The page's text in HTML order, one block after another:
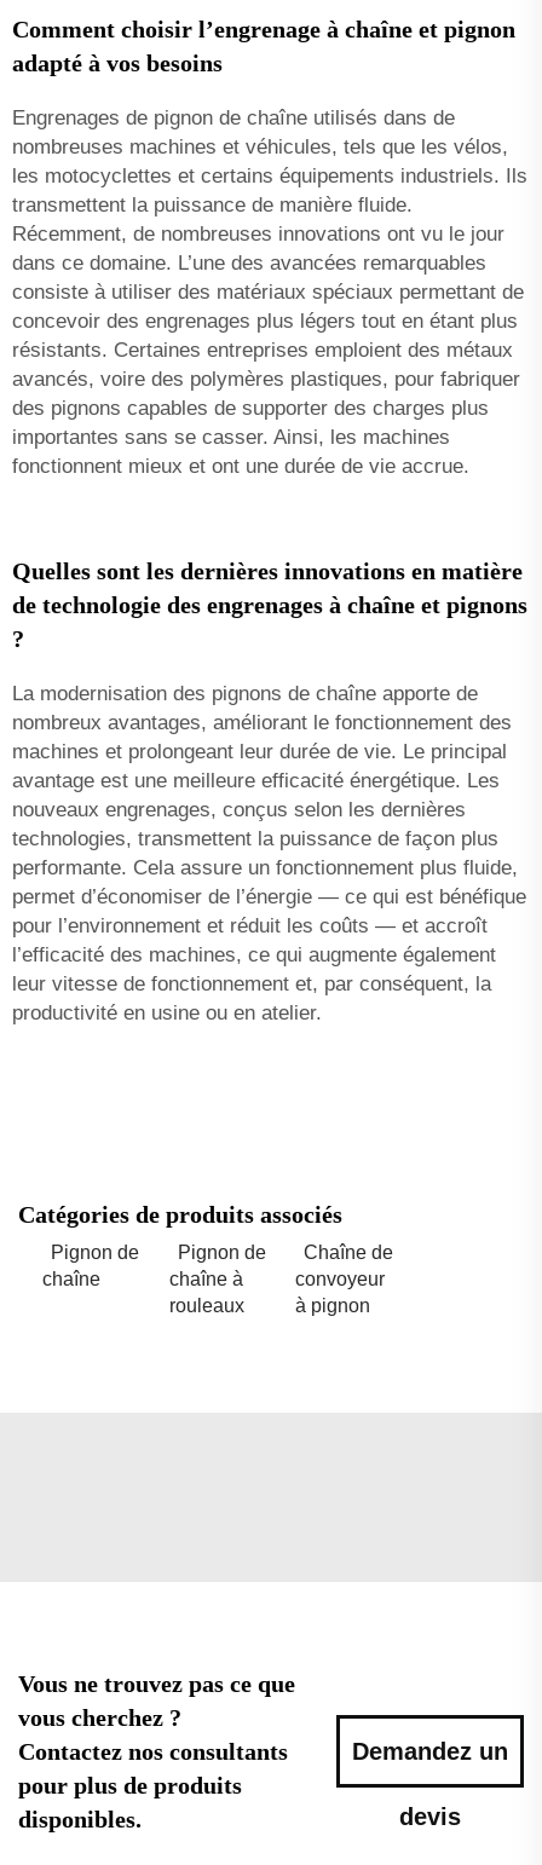
Comment choisir l’engrenage à chaîne et pignon
adapté à vos besoins
Engrenages de pignon de chaîne utilisés dans de
nombreuses machines et véhicules, tels que les vélos,
les motocyclettes et certains équipements industriels. Ils
transmettent la puissance de manière fluide.
Récemment, de nombreuses innovations ont vu le jour
dans ce domaine. L’une des avancées remarquables
consiste à utiliser des matériaux spéciaux permettant de
concevoir des engrenages plus légers tout en étant plus
résistants. Certaines entreprises emploient des métaux
avancés, voire des polymères plastiques, pour fabriquer
des pignons capables de supporter des charges plus
importantes sans se casser. Ainsi, les machines
fonctionnent mieux et ont une durée de vie accrue.
Quelles sont les dernières innovations en matière
de technologie des engrenages à chaîne et pignons
?
La modernisation des pignons de chaîne apporte de
nombreux avantages, améliorant le fonctionnement des
machines et prolongeant leur durée de vie. Le principal
avantage est une meilleure efficacité énergétique. Les
nouveaux engrenages, conçus selon les dernières
technologies, transmettent la puissance de façon plus
performante. Cela assure un fonctionnement plus fluide,
permet d’économiser de l’énergie — ce qui est bénéfique
pour l’environnement et réduit les coûts — et accroît
l’efficacité des machines, ce qui augmente également
leur vitesse de fonctionnement et, par conséquent, la
productivité en usine ou en atelier.
Catégories de produits associés
Pignon de
chaîne
Pignon de
chaîne à
rouleaux
Chaîne de
convoyeur
à pignon
Vous ne trouvez pas ce que
vous cherchez ?
Contactez nos consultants
pour plus de produits
disponibles.
Demandez un
devis